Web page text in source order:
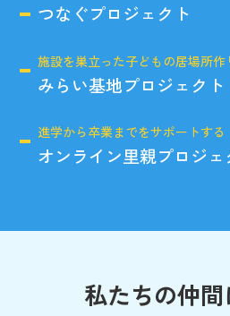
つなぐプロジェクト
施設を巣立った子どもの居場所作
みらい基地プロジェクト
進学から卒業までをサポートする
オンライン里親プロジェ
私たちの仲